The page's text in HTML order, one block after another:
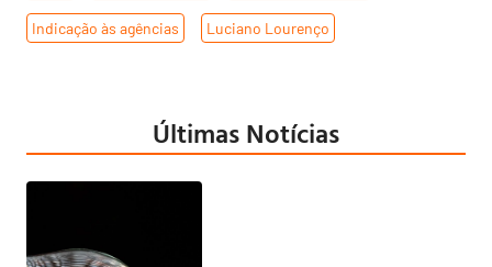
Indicação às agências Luciano Lourenço
Últimas Notícias